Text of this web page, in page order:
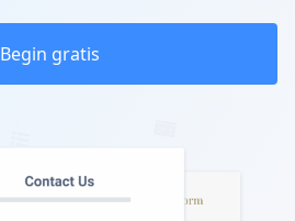
Begin gratis